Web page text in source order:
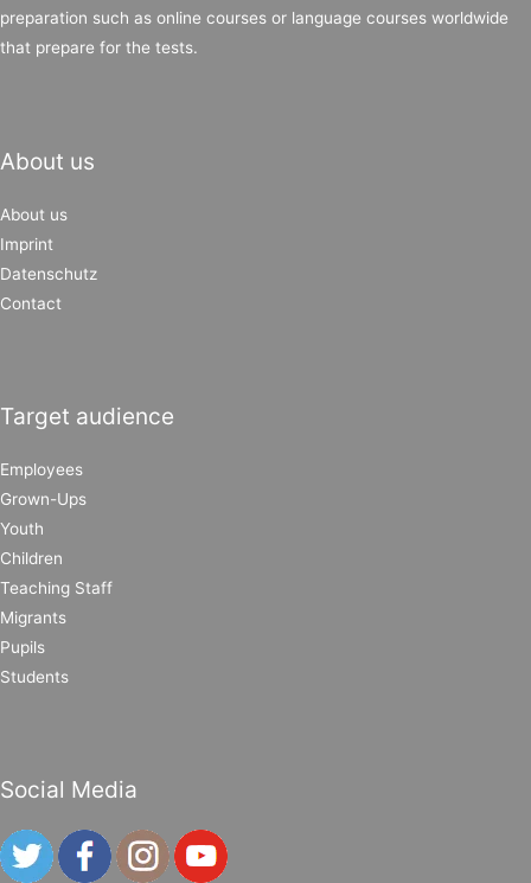
preparation such as online courses or language courses worldwide
that prepare for the tests.
About us
About us
Imprint
Datenschutz
Contact
Target audience
Employees
Grown-Ups
Youth
Children
Teaching Staff
Migrants
Pupils
Students
Social Media